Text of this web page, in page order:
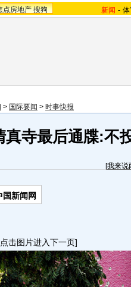
点房地产 搜狗 新闻 -
> 国际要闻 > 时事快报
真寺最后通牒:不
[我来说
国新闻网
击图片进入下一页]